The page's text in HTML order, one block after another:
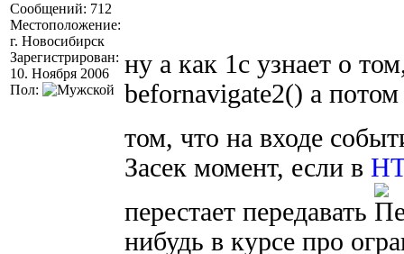
Сообщений: 712
Местоположение:
г. Новосибирск
Зарегистрирован:
10. Ноября 2006
Пол:
ну а как 1с узнает о
befornavigate2() а
том, что на входе
Засек момент, если в
перестает передавать
нибудь в курсе про